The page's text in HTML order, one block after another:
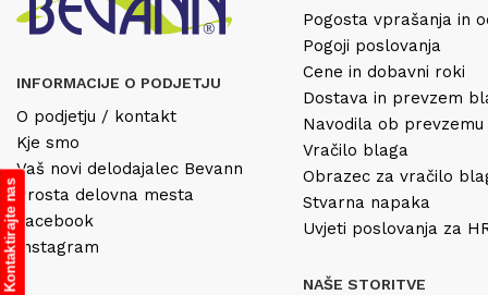
INFORMACIJE O PODJETJU
O podjetju / kontakt
Kje smo
Vaš novi delodajalec Bevann
Prosta delovna mesta
Facebook
Instagram
Pogosta vprašanja in
Pogoji poslovanja
Cene in dobavni roki
Dostava in prevzem
Navodila ob
Vračilo blaga
Obrazec za vračilo
Stvarna napaka
Uvjeti poslovanja za
NAŠE STORITVE
Kontaktirajte nas